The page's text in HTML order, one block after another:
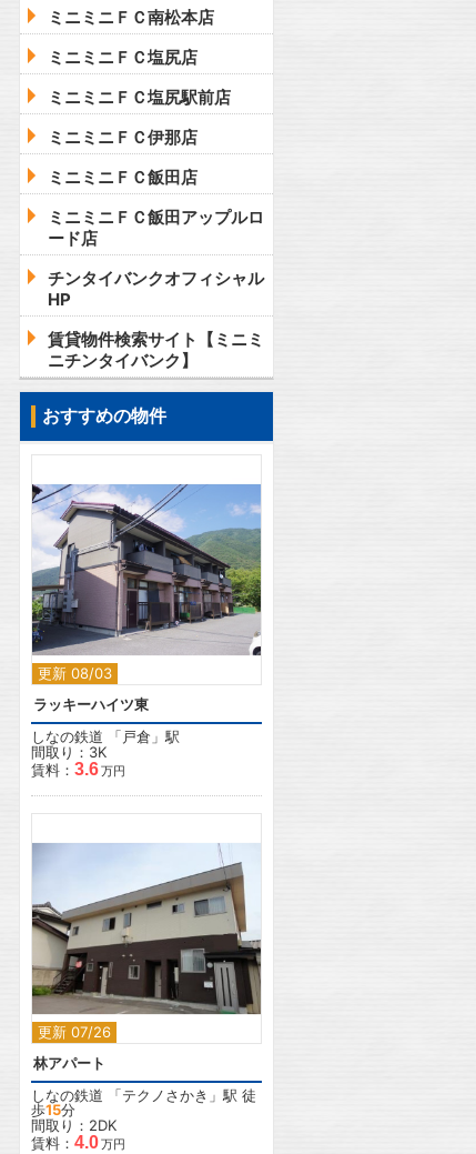
ミニミニＦＣ南松本店
ミニミニＦＣ塩尻店
ミニミニＦＣ塩尻駅前店
ミニミニＦＣ伊那店
ミニミニＦＣ飯田店
ミニミニＦＣ飯田アップルロ
ード店
チンタイバンクオフィシャル
HP
賃貸物件検索サイト【ミニミ
ニチンタイバンク】
おすすめの物件
更新 08/03
2
ラッキーハイツ東
しなの鉄道 「戸倉 」駅
間取り：3K
賃料： 3.6万円
更新 07/26
林アパート
しなの鉄道 「テクノさかき 」駅 徒
歩15分
間取り：2DK
賃料： 4.0万円